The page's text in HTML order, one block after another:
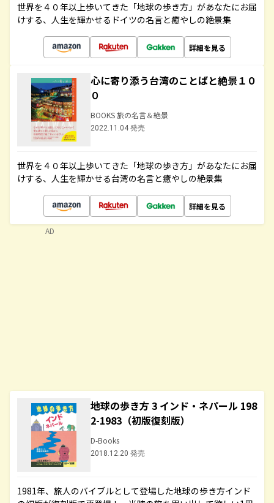
世界を４０年以上歩いてきた「地球の歩き方」があなたにお届
けする、人生を輝かせるドイツの名言と癒やしの絶景集
詳細を見る
心に寄り添う台湾のことばと絶景１０
０
BOOKS 旅の名言＆絶景
2022.11.04 発売
世界を４０年以上歩いてきた「地球の歩き方」があなたにお届
けする、人生を輝かせる台湾の名言と癒やしの絶景集
詳細を見る
地球の歩き方 3 インド・ネパール 198
2-1983（初版復刻版）
D-Books
2018.12.20 発売
1981年、旅人のバイブルとして登場した地球の歩き方インド
AD